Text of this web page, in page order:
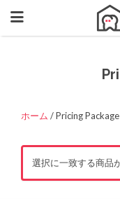
ホーム / Pricing Package
選択に一致する商品